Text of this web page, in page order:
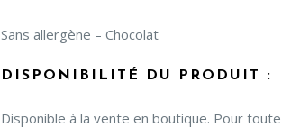
Sans allergène – Chocolat
DISPONIBILITÉ DU PRODUIT :
Disponible à la vente en boutique. Pour toute